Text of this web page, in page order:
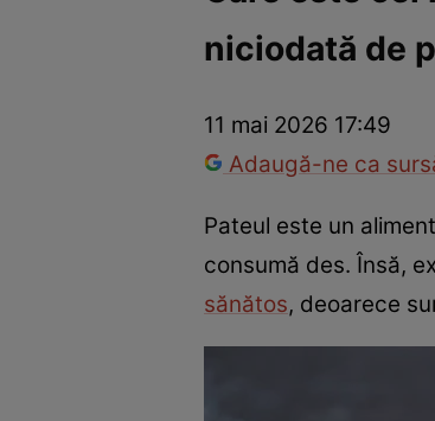
InternaționalFapt divers
niciodată de
11 mai 2026 17:49
Adaugă-ne ca
Pateul este un
consumă des. Însă,
sănătos, deoarece